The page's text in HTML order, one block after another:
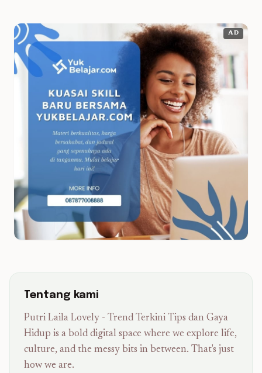
AD
Tentang kami
Putri Laila Lovely - Trend Terkini Tips dan Gaya
Hidup is a bold digital space where we explore life,
culture, and the messy bits in between. That's just
how we are.